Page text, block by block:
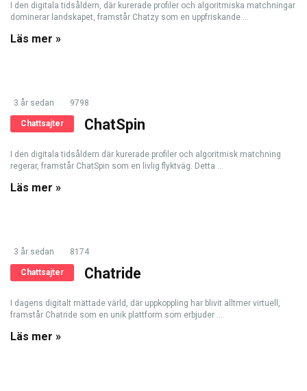
I den digitala tidsåldern, där kurerade profiler och algoritmiska matchningar
dominerar landskapet, framstår Chatzy som en uppfriskande ...
Läs mer »
3 år sedan 9798
Chattsajter ChatSpin
I den digitala tidsåldern där kurerade profiler och algoritmisk matchning
regerar, framstår ChatSpin som en livlig flyktväg. Detta ...
Läs mer »
3 år sedan 8174
Chattsajter Chatride
I dagens digitalt mättade värld, där uppkoppling har blivit alltmer virtuell,
framstår Chatride som en unik plattform som erbjuder ...
Läs mer »